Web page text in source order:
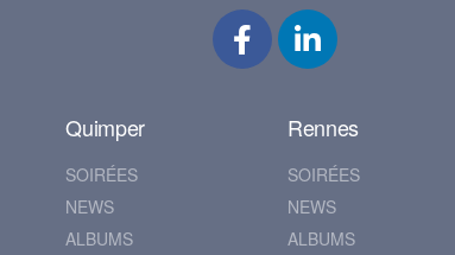
Quimper
SOIRÉES
NEWS
ALBUMS
Rennes
SOIRÉES
NEWS
ALBUMS